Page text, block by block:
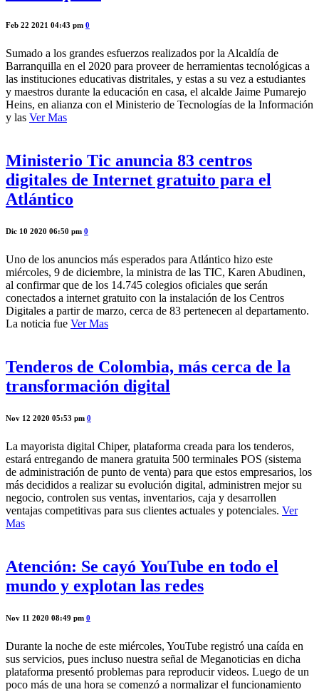
Feb 22 2021 04:43 pm 0
Sumado a los grandes esfuerzos realizados por la Alcaldía de
Barranquilla en el 2020 para proveer de herramientas tecnológicas a
las instituciones educativas distritales, y estas a su vez a estudiantes
y maestros durante la educación en casa, el alcalde Jaime Pumarejo
Heins, en alianza con el Ministerio de Tecnologías de la Información
y las Ver Mas
Ministerio Tic anuncia 83 centros
digitales de Internet gratuito para el
Atlántico
Dic 10 2020 06:50 pm 0
Uno de los anuncios más esperados para Atlántico hizo este
miércoles, 9 de diciembre, la ministra de las TIC, Karen Abudinen,
al confirmar que de los 14.745 colegios oficiales que serán
conectados a internet gratuito con la instalación de los Centros
Digitales a partir de marzo, cerca de 83 pertenecen al departamento.
La noticia fue Ver Mas
Tenderos de Colombia, más cerca de la
transformación digital
Nov 12 2020 05:53 pm 0
La mayorista digital Chiper, plataforma creada para los tenderos,
estará entregando de manera gratuita 500 terminales POS (sistema
de administración de punto de venta) para que estos empresarios, los
más decididos a realizar su evolución digital, administren mejor su
negocio, controlen sus ventas, inventarios, caja y desarrollen
ventajas competitivas para sus clientes actuales y potenciales. Ver
Mas
Atención: Se cayó YouTube en todo el
mundo y explotan las redes
Nov 11 2020 08:49 pm 0
Durante la noche de este miércoles, YouTube registró una caída en
sus servicios, pues incluso nuestra señal de Meganoticias en dicha
plataforma presentó problemas para reproducir videos. Luego de un
poco más de una hora se comenzó a normalizar el funcionamiento